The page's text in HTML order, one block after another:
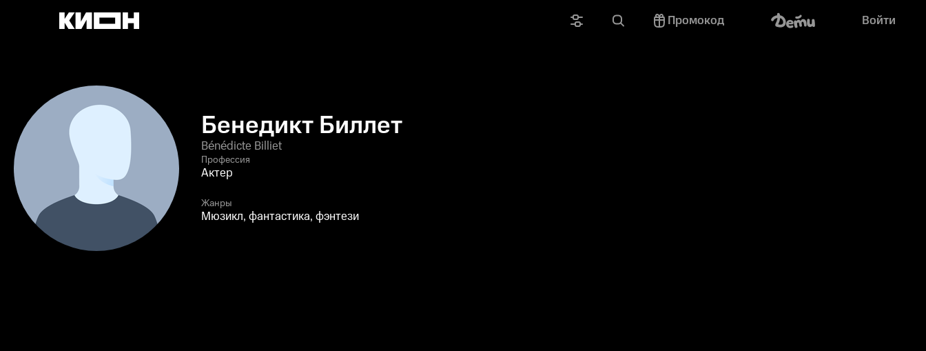
Промокод Войти
Бенедикт Биллет
Bénédicte Billiet
Профессия
Актер
Жанры
Мюзикл, фантастика, фэнтези